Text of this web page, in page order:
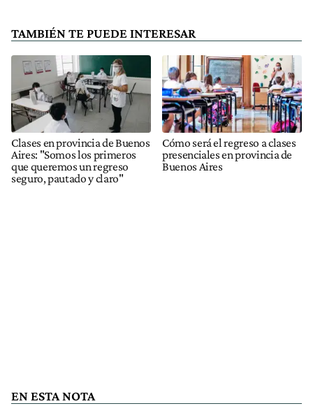
TAMBIÉN TE PUEDE INTERESAR
Clases en provincia de Buenos
Aires: "Somos los primeros
que queremos un regreso
seguro, pautado y claro"
Cómo será el regreso a clases
presenciales en provincia de
Buenos Aires
EN ESTA NOTA